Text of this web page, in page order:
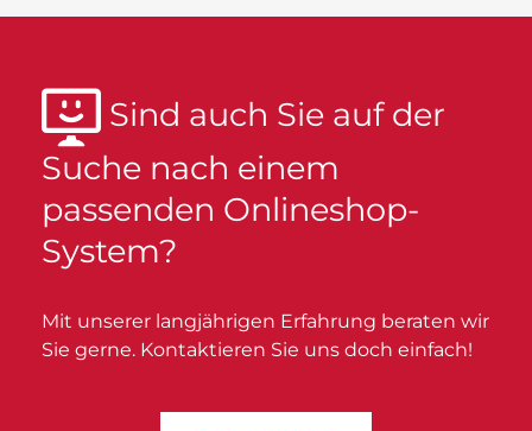
Sind auch Sie auf der
Suche nach einem
passenden Onlineshop-
System?
Mit unserer lang­jährigen Erfahrung beraten wir
Sie gerne. Kontaktieren Sie uns doch einfach!